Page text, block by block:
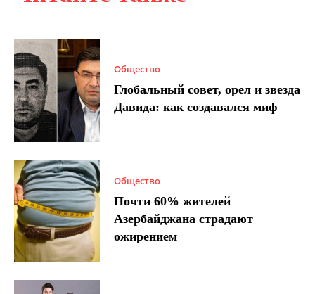
Общество
Глобальный совет, орел и звезда
Давида: как создавался миф
Общество
Почти 60% жителей
Азербайджана страдают
ожирением